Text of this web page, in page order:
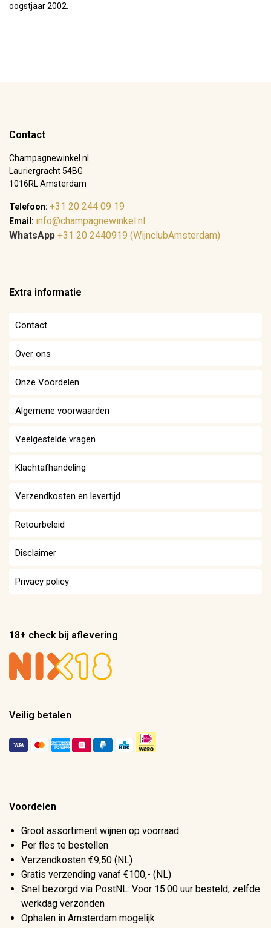
oogstjaar 2002.
Contact
Champagnewinkel.nl
Lauriergracht 54BG
1016RL Amsterdam
Telefoon: +31 20 244 09 19
Email: info@champagnewinkel.nl
WhatsApp +31 20 2440919 (WijnclubAmsterdam)
Extra informatie
Contact
Over ons
Onze Voordelen
Algemene voorwaarden
Veelgestelde vragen
Klachtafhandeling
Verzendkosten en levertijd
Retourbeleid
Disclaimer
Privacy policy
18+ check bij aflevering
Veilig betalen
Voordelen
Groot assortiment wijnen op voorraad
Per fles te bestellen
Verzendkosten €9,50 (NL)
Gratis verzending vanaf €100,- (NL)
Snel bezorgd via PostNL: Voor 15:00 uur besteld, zelfde
werkdag verzonden
Ophalen in Amsterdam mogelijk